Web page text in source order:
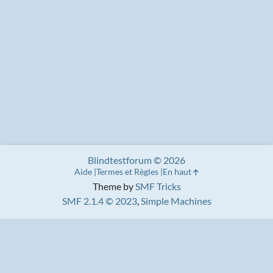
Theme bySMF Tricks
SMF 2.1.4 © 2023,Simple Machines
Blindtestforum © 2026
Aide Termes et Règles En haut